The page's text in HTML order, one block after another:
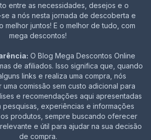
entre as necessidades, desejos e o
a nós nesta jornada de descoberta e
melhor juntos! E o melhor de tudo, com
mega descontos!
O Blog Mega Descontos Online
de afiliados. Isso significa que, quando
links e realiza uma compra, nós
comissão sem custo adicional para
e recomendações aqui apresentadas
pesquisas, experiências e informações
produtos, sempre buscando oferecer
e útil para ajudar na sua decisão
de compra.